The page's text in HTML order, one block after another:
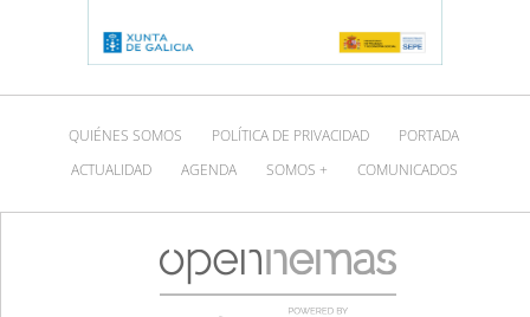
QUIÉNES SOMOS POLÍTICA DE PRIVACIDAD
PORTADA
ACTUALIDAD
AGENDA SOMOS + COMUNICADOS